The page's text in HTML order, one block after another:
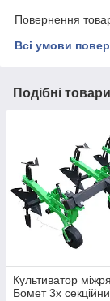
Повернення
Всі умови
Подібні
Культиватор
Бомет 3х